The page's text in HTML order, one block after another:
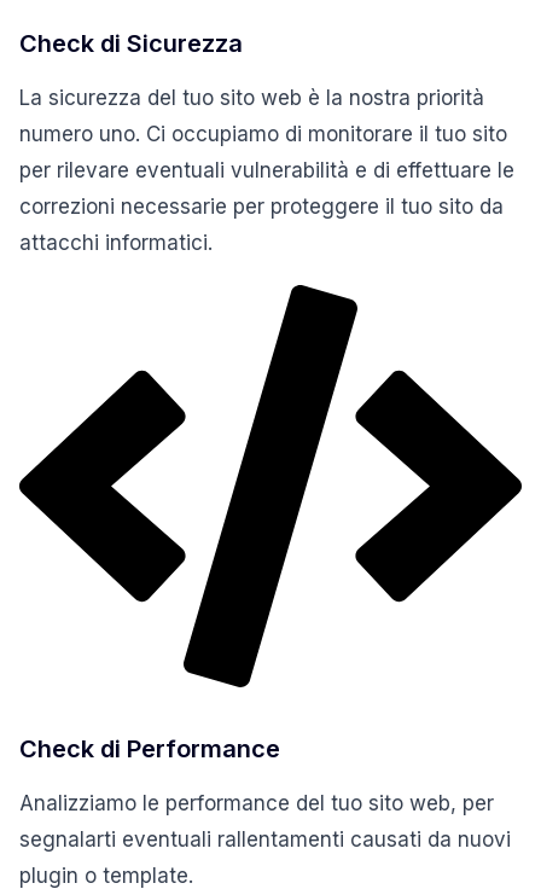
Check di Sicurezza
La sicurezza del tuo sito web è la nostra priorità
numero uno. Ci occupiamo di monitorare il tuo sito
per rilevare eventuali vulnerabilità e di effettuare le
correzioni necessarie per proteggere il tuo sito da
attacchi informatici.
Check di Performance
Analizziamo le performance del tuo sito web, per
segnalarti eventuali rallentamenti causati da nuovi
plugin o template.